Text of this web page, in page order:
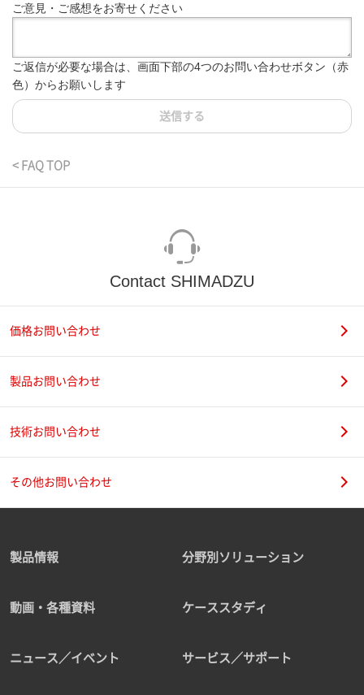
ご意見・ご感想をお寄せください
ご返信が必要な場合は、画面下部の4つのお問い合わせボタン（赤
色）からお願いします
送信する
< FAQ TOP
Contact SHIMADZU
価格お問い合わせ
製品お問い合わせ
技術お問い合わせ
その他お問い合わせ
製品情報 分野別ソリューション
動画・各種資料 ケーススタディ
ニュース／イベント サービス／サポート